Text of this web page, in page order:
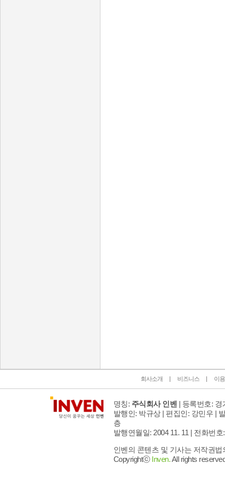
회사소개 비즈니스 이
명칭: 주식회사 인벤 | 등록번호: 경
발행인: 박규상 | 편집인: 강민우 |
층
발행연월일: 2004 11. 11 | 전화번호
인벤의 콘텐츠 및 기사는 저작권
Copyrightⓒ Inven.All rights